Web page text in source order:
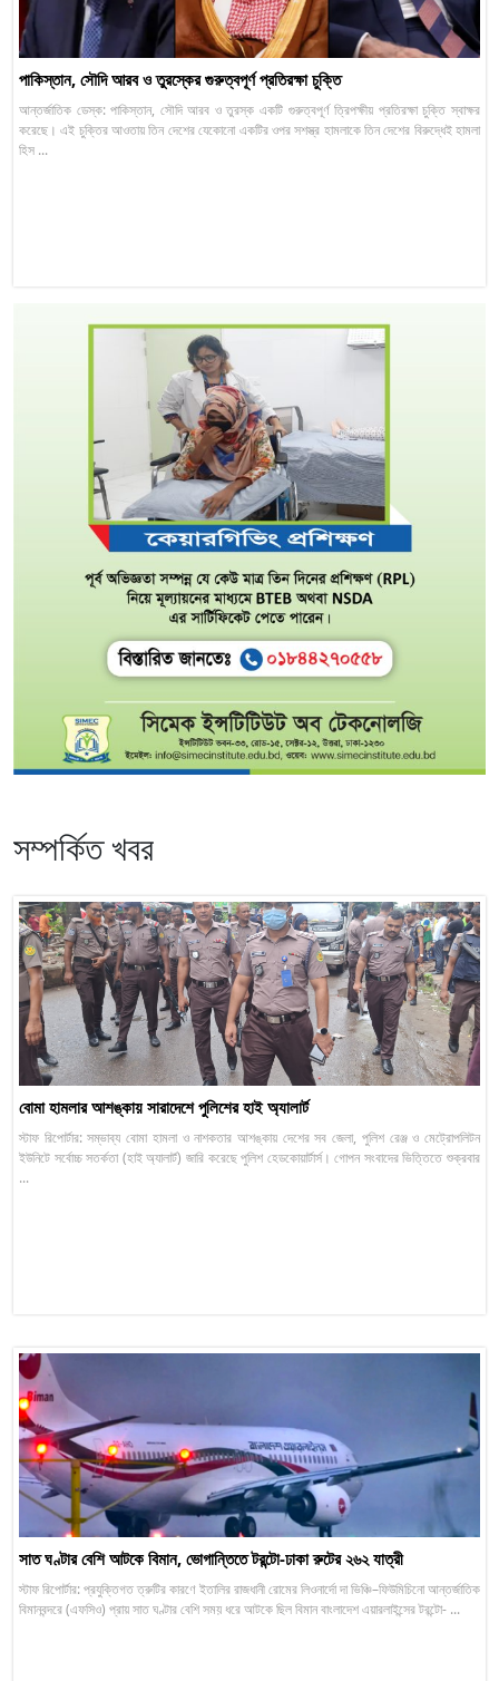
পাকিস্তান, সৌদি আরব ও তুরস্কের গুরুত্বপূর্ণ প্রতিরক্ষা চুক্তি
আন্তর্জাতিক ডেস্ক: পাকিস্তান, সৌদি আরব ও তুরস্ক একটি গুরুত্বপূর্ণ ত্রিপক্ষীয় প্রতিরক্ষা চুক্তি স্বাক্ষর
করেছে। এই চুক্তির আওতায় তিন দেশের যেকোনো একটির ওপর সশস্ত্র হামলাকে তিন দেশের বিরুদ্ধেই হামলা
হিস ...
সম্পর্কিত খবর
বোমা হামলার আশঙ্কায় সারাদেশে পুলিশের হাই অ্যালার্ট
স্টাফ রিপোর্টার: সম্ভাব্য বোমা হামলা ও নাশকতার আশঙ্কায় দেশের সব জেলা, পুলিশ রেঞ্জ ও মেট্রোপলিটন
ইউনিটে সর্বোচ্চ সতর্কতা (হাই অ্যালার্ট) জারি করেছে পুলিশ হেডকোয়ার্টার্স। গোপন সংবাদের ভিত্তিতে শুক্রবার
...
সাত ঘণ্টার বেশি আটকে বিমান, ভোগান্তিতে টরন্টো-ঢাকা রুটের ২৬২ যাত্রী
স্টাফ রিপোর্টার: প্রযুক্তিগত ত্রুটির কারণে ইতালির রাজধানী রোমের লিওনার্দো দা ভিঞ্চি–ফিউমিচিনো আন্তর্জাতিক
বিমানবন্দরে (এফসিও) প্রায় সাত ঘণ্টার বেশি সময় ধরে আটকে ছিল বিমান বাংলাদেশ এয়ারলাইন্সের টরন্টো- ...